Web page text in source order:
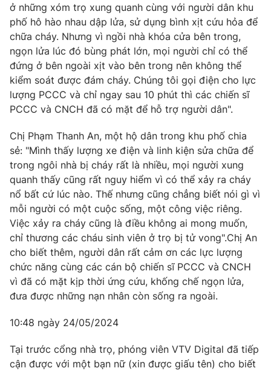
ở những xóm trọ xung quanh cùng với người dân khu
phố hô hào nhau dập lửa, sử dụng bình xịt cứu hỏa để
chữa cháy. Nhưng vì ngồi nhà khóa cửa bên trong,
ngọn lửa lúc đó bùng phát lớn, mọi người chỉ có thể
đứng ở bên ngoài xịt vào bên trong nên không thể
kiểm soát được đám cháy. Chúng tôi gọi điện cho lực
lượng PCCC và chỉ ngay sau 10 phút thì các chiến sĩ
PCCC và CNCH đã có mặt để hỗ trợ người dân".
Chị Phạm Thanh An, một hộ dân trong khu phố chia
sẻ: "Mình thấy lượng xe điện và linh kiện sửa chữa để
trong ngôi nhà bị cháy rất là nhiều, mọi người xung
quanh thấy cũng rất nguy hiểm vì có thể xảy ra cháy
nổ bất cứ lúc nào. Thế nhưng cũng chẳng biết nói gì vì
mỗi người có một cuộc sống, một công việc riêng.
Việc xảy ra cháy cũng là điều không ai mong muốn,
chỉ thương các cháu sinh viên ở trọ bị tử vong".Chị An
cho biết thêm, người dân rất cảm ơn các lực lượng
chức năng cùng các cán bộ chiến sĩ PCCC và CNCH
vì đã có mặt kịp thời ứng cứu, khống chế ngọn lửa,
đưa được những nạn nhân còn sống ra ngoài.
10:48 ngày 24/05/2024
Tại trước cổng nhà trọ, phóng viên VTV Digital đã tiếp
cận được với một bạn nữ (xin được giấu tên) cho biết